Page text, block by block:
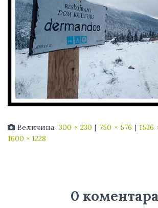
Величина: 300 × 230 | 750 × 576 | 1536
1600 × 1228
0 коментара